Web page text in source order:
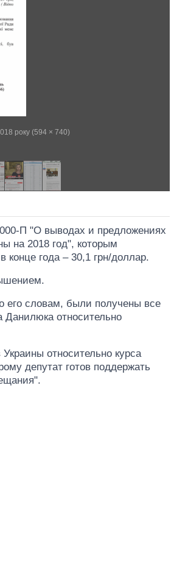
року (594 × 740)
П "О выводах и предложениях
на 2018 год", которым
конце года – 30,1 грн/доллар.
его словам, были получены все
относительно
относительно курса
депутат готов поддержать